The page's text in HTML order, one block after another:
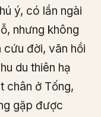
ý, có lần ngài
nhưng không
cứu đời, vãn hồi
du thiên hạ
chân ở Tống,
gặp được